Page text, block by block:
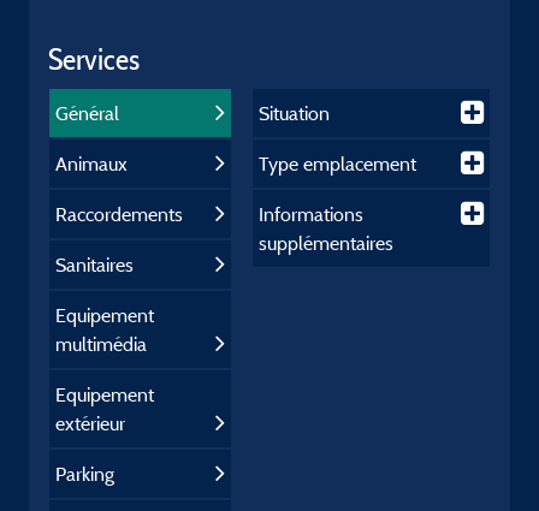
Services
Général
Animaux
Raccordements
Sanitaires
Equipement
multimédia
Equipement
extérieur
Parking
Situation
Type emplacement
Informations
supplémentaires